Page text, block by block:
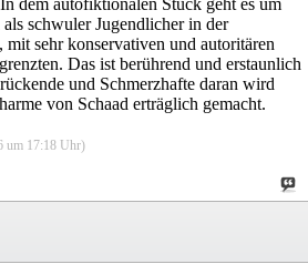
schwuler Jugendlicher in der
mit sehr konservativen und autoritären
Das ist berührend und erstaunlich
und Schmerzhafte daran wird
von Schaad erträglich gemacht.
um 17:18 Uhr)